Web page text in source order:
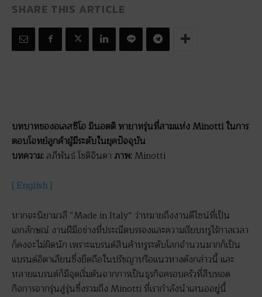
SHARE THIS ARTICLE
บทบาทของอเลสซิโอ มินอตติ ทายาทรุ่นที่สามแห่งMinotti ในการ
ตอบโจทย์ลูกค้าผู้มีระดับในยุคปัจจุบัน
บทความ: ลภีพันธ์ โชติจินดา ภาพ:Minotti
[ English ]
หากจะนิยามวลี “Made in Italy” ว่าหมายถึงงานดีไซน์ที่เป็น
เอกลักษณ์ งานฝีมือช่างที่ประณีตบรรจงและความเรียบหรูไร้กาลเวลา
ก็คงจะไม่ผิดนัก เพราะแบรนด์สินค้าหรูระดับโลกจำนวนมากก็เป็น
แบรนด์อิตาเลียนซึ่งยึดถือในปรัชญาหรือแนวทางดังกล่าวนี้ และ
หลายแบรนด์ก็มีจุดเริ่มต้นจากการเป็นธุรกิจครอบครัวที่สืบทอด
กิจการจากรุ่นสู่รุ่นซึ่งรวมถึง Minotti ที่เรากำลังนำเสนออยู่นี้